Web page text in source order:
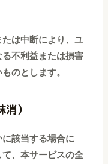
は中断により、ユ
不利益または損害
のとします。
）
該当する場合に
、本サービスの全